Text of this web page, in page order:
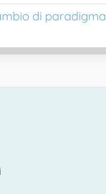
di paradigma